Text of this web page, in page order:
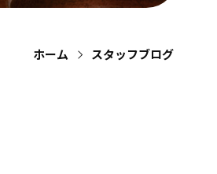
ホーム スタッフブログ